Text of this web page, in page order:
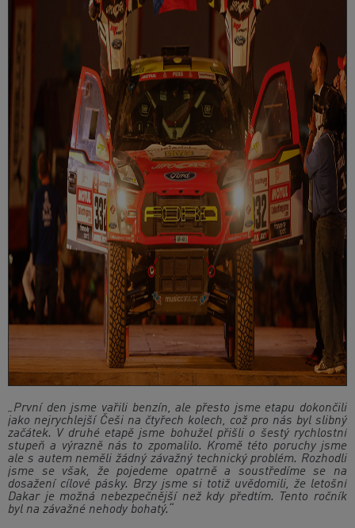
„První den jsme vařili benzín, ale přesto jsme etapu dokončili
jako nejrychlejší Češi na čtyřech kolech, což pro nás byl slibný
začátek. V druhé etapě jsme bohužel přišli o šestý rychlostní
stupeň a výrazně nás to zpomalilo. Kromě této poruchy jsme
ale s autem neměli žádný závažný technický problém. Rozhodli
jsme se však, že pojedeme opatrně a soustředíme se na
dosažení cílové pásky. Brzy jsme si totiž uvědomili, že letošní
Dakar je možná nebezpečnější než kdy předtím. Tento ročník
byl na závažné nehody bohatý.“